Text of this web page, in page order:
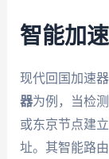
智能加
现代回国加速
器为例，当检
或东京节点建
址。其智能路